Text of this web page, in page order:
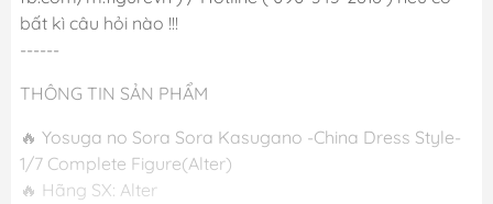
bất kì câu hỏi nào !!!
------
THÔNG TIN SẢN PHẨM
🔥 Yosuga no Sora Sora Kasugano -China Dress Style-
1/7 Complete Figure(Alter)
🔥 Hãng SX: Alter